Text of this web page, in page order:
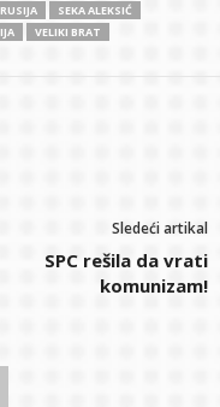
RUSIJA
SEKA ALEKSIĆ
VELIKI BRAT
Sledeći artikal
SPC rešila da vrati
komunizam!